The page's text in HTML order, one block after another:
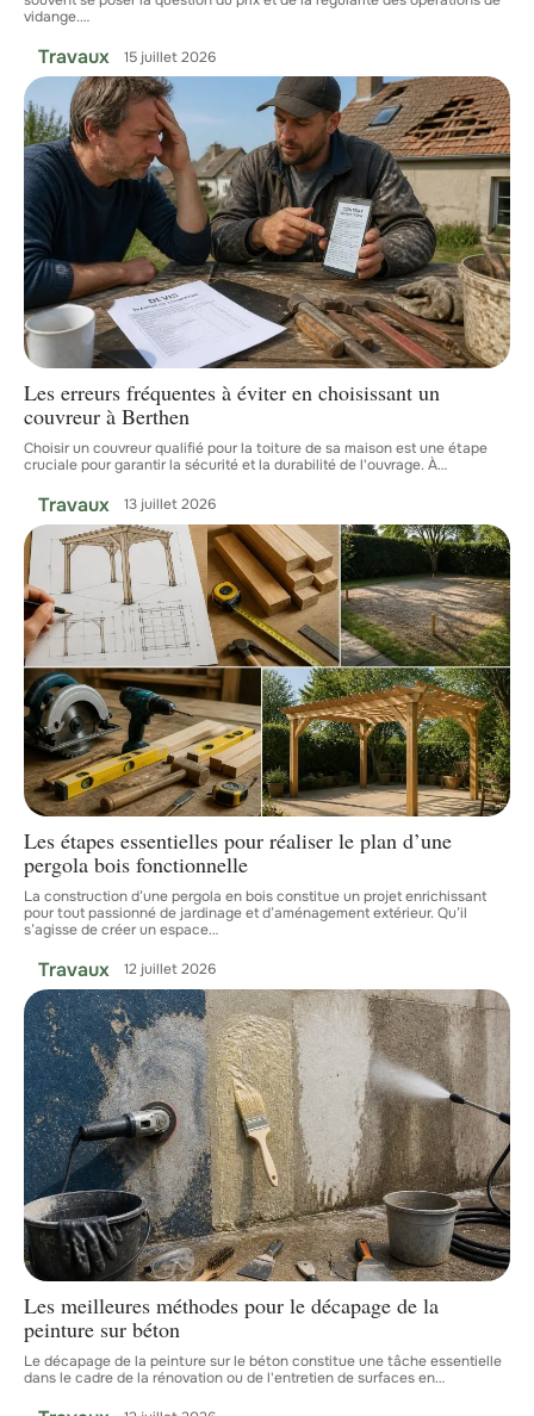
vidange.…
Travaux 15 juillet 2026
Les erreurs fréquentes à éviter en choisissant un
couvreur à Berthen
Choisir un couvreur qualifié pour la toiture de sa maison est une étape
cruciale pour garantir la sécurité et la durabilité de l'ouvrage. À…
Travaux 13 juillet 2026
Les étapes essentielles pour réaliser le plan d’une
pergola bois fonctionnelle
La construction d’une pergola en bois constitue un projet enrichissant
pour tout passionné de jardinage et d’aménagement extérieur. Qu’il
s’agisse de créer un espace…
Travaux 12 juillet 2026
Les meilleures méthodes pour le décapage de la
peinture sur béton
Le décapage de la peinture sur le béton constitue une tâche essentielle
dans le cadre de la rénovation ou de l'entretien de surfaces en…